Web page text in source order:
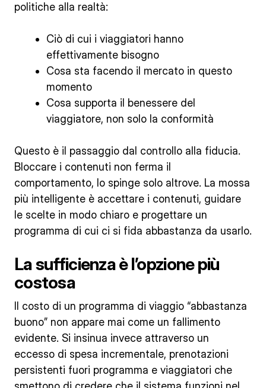
politiche alla realtà:
Ciò di cui i viaggiatori hanno
effettivamente bisogno
Cosa sta facendo il mercato in questo
momento
Cosa supporta il benessere del
viaggiatore, non solo la conformità
Questo è il passaggio dal controllo alla fiducia.
Bloccare i contenuti non ferma il
comportamento, lo spinge solo altrove. La mossa
più intelligente è accettare i contenuti, guidare
le scelte in modo chiaro e progettare un
programma di cui ci si fida abbastanza da usarlo.
La sufficienza è l’opzione più
costosa
Il costo di un programma di viaggio “abbastanza
buono” non appare mai come un fallimento
evidente. Si insinua invece attraverso un
eccesso di spesa incrementale, prenotazioni
persistenti fuori programma e viaggiatori che